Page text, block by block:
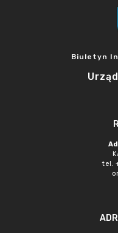
Biuletyn
tel.